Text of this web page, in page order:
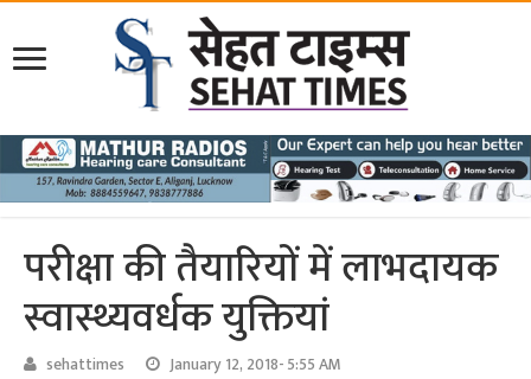
परीक्षा की तैयारियों में लाभदायक
स्वास्थ्यवर्धक युक्तियां
sehattimes January 12, 2018- 5:55 AM